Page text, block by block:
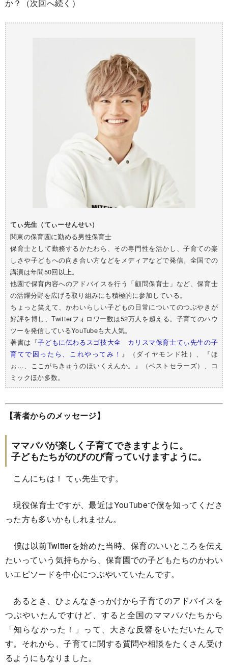
か？（次回へ続く）
てぃ先生（てぃーせんせい）
関東の保育園に勤める男性保育士
保育士として勤務するかたわら、その専門性を活かし、子育ての楽
しさや子どもへの向き合い方などをメディアなどで発信。全国での
講演は年間50回以上。
他園で保育内容へのアドバイスを行う「顧問保育士」など、保育士
の活躍分野を広げる取り組みにも積極的に参加している。
ちょっと笑えて、かわいらしい子どもの日常についてのつぶやきが
好評を博し、Twitterフォロワー数は52万人を超える。子育てのハウ
ツーを発信しているYouTubeも大人気。
著書は『子どもに伝わるスゴ技大全 カリスマ保育士てぃ先生の子
育てで困ったら、これやってみ！ 』（ダイヤモンド社）、『ほ
ぉ…、ここがちきゅうのほいくえんか。』（ベストセラーズ）、コ
ミックほか多数。
【著者からのメッセージ】
ママパパが楽しく子育てできますように。
子どもたちがのびのび育っていけますように。
こんにちは！ てぃ先生です。
現役保育士ですが、最近はYouTubeで僕を知ってくださ
った方も多いかもしれません。
僕は以前Twitterを始めた当時、保育のいいところを伝え
たいっていう気持ちから、保育園での子どもたちのかわい
いエピソードを中心につぶやいていたんです。
あるとき、ひょんなきっかけから子育てのアドバイスを
つぶやいたんですけど、すると全国のママパパたちから
「知らなかった！」って、大きな反響をいただいたんで
す。それから、子育てに関する質問や相談をたくさん受け
るようにもなりました。